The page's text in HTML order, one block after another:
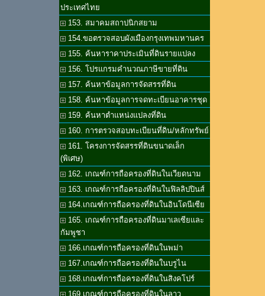
ประเทศไทย
153. สมาคมสถาปนิกสยาม
154.ขอตรวจสอบผังเมืองกรุงเทพมหานคร
155. ค้นหาราคาประเมินที่ดินรายแปลง
156. โปรแกรมคำนวณภาษีขายที่ดิน
157. ค้นหาข้อมูลการจัดสรรที่ดิน
158. ค้นหาข้อมูลการจดทะเบียนอาคารชุด
159. ค้นหาตำแหน่งแปลงที่ดิน
160. การตรวจสอบทะเบียนที่ดิน/หลักทรัพย์
161. โครงการจัดสรรที่ดินขนาดเล็ก
(พิเศษ)
162. เกณฑ์การถือครองที่ดินในเวียดนาม
163. เกณฑ์การถือครองที่ดินในฟิลลิปปินส์
164.เกณฑ์การถือครองที่ดินในอินโดนีเซีย
165. เกณฑ์การถือครองที่ดินมาเลเซียและ
กัมพูชา
166.เกณฑ์การถือครองที่ดินในพม่า
167.เกณฑ์การถือครองที่ดินในบรูไน
168.เกณฑ์การถือครองที่ดินในสิงคโปร์
169.เกณฑ์การถือครองที่ดินในลาว